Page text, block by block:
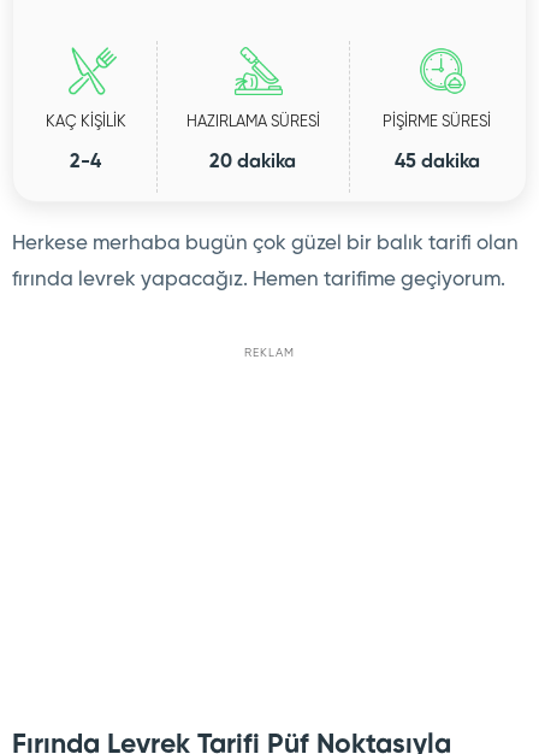
KAÇ KİŞİLİK
2-4
HAZIRLAMA SÜRESİ
20 dakika
PİŞİRME SÜRESİ
45 dakika
Herkese merhaba bugün çok güzel bir balık tarifi olan
fırında levrek yapacağız. Hemen tarifime geçiyorum.
REKLAM
Fırında Levrek Tarifi Püf Noktasıyla